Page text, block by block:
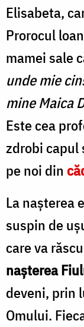
Zamfirescu
Elisabeta,
Prorocul
mamei sale
unde mie
mine Maica
Este cea
zdrobi capul
pe noi din
La nașterea
suspin de
care va
nașterea
deveni, prin
Omului.